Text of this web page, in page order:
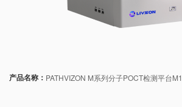
产品名称： PATHVIZON M系列分子POCT检测平台M1